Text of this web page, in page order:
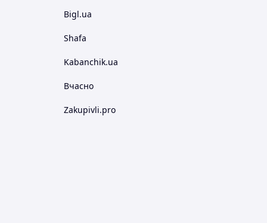
Bigl.ua
Shafa
Kabanchik.ua
Вчасно
Zakupivli.pro